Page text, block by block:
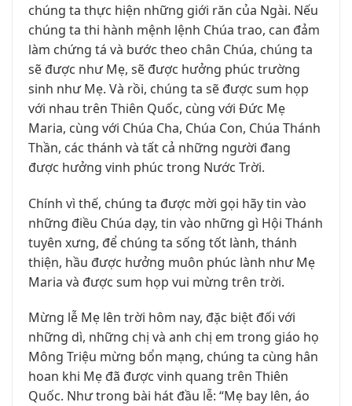
chúng ta thực hiện những giới răn của Ngài. Nếu
chúng ta thi hành mệnh lệnh Chúa trao, can đảm
làm chứng tá và bước theo chân Chúa, chúng ta
sẽ được như Mẹ, sẽ được hưởng phúc trường
sinh như Mẹ. Và rồi, chúng ta sẽ được sum họp
với nhau trên Thiên Quốc, cùng với Đức Mẹ
Maria, cùng với Chúa Cha, Chúa Con, Chúa Thánh
Thần, các thánh và tất cả những người đang
được hưởng vinh phúc trong Nước Trời.
Chính vì thế, chúng ta được mời gọi hãy tin vào
những điều Chúa dạy, tin vào những gì Hội Thánh
tuyên xưng, để chúng ta sống tốt lành, thánh
thiện, hầu được hưởng muôn phúc lành như Mẹ
Maria và được sum họp vui mừng trên trời.
Mừng lễ Mẹ lên trời hôm nay, đặc biệt đối với
những dì, những chị và anh chị em trong giáo họ
Mông Triệu mừng bổn mạng, chúng ta cùng hân
hoan khi Mẹ đã được vinh quang trên Thiên
Quốc. Như trong bài hát đầu lễ: “Mẹ bay lên, áo